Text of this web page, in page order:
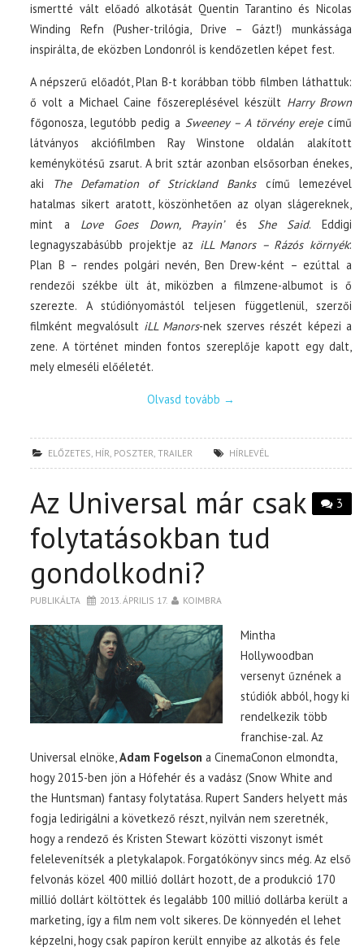
ismertté vált előadó alkotását Quentin Tarantino és Nicolas
Winding Refn (Pusher-trilógia, Drive – Gázt!) munkássága
inspirálta, de eközben Londonról is kendőzetlen képet fest.
A népszerű előadót, Plan B-t korábban több filmben láthattuk:
ő volt a Michael Caine főszereplésével készült Harry Brown
főgonosza, legutóbb pedig a Sweeney – A törvény erejecímű
látványos akciófilmben Ray Winstone oldalán alakított
keménykötésű zsarut. A brit sztár azonban elsősorban énekes,
aki The Defamation of Strickland Bankscímű lemezével
hatalmas sikert aratott, köszönhetően az olyan slágereknek,
mint a Love Goes Down, Prayin’és She Said. Eddigi
legnagyszabásúbb projektje az iLL Manors – Rázós környék:
Plan B – rendes polgári nevén, Ben Drew-ként – ezúttal a
rendezői székbe ült át, miközben a filmzene-albumot is ő
szerezte. A stúdiónyomástól teljesen függetlenül, szerzői
filmként megvalósult iLL Manors-nek szerves részét képezi a
zene. A történet minden fontos szereplője kapott egy dalt,
mely elmeséli előéletét.
Olvasd tovább →
ELŐZETES, HÍR, POSZTER,TRAILER HÍRLEVÉL
3
Az Universal már csak
folytatásokban tud
gondolkodni?
PUBLIKÁLTA 2013. ÁPRILIS 17. KOIMBRA
Mintha
Hollywoodban
versenyt űznének a
stúdiók abból, hogy ki
rendelkezik több
franchise-zal. Az
Universal elnöke,Adam Fogelson a CinemaConon elmondta,
hogy 2015-ben jön a Hófehér és a vadász (Snow White and
the Huntsman) fantasy folytatása. Rupert Sanders helyett más
fogja ledirigálni a következő részt, nyilván nem szeretnék,
hogy a rendező és Kristen Stewart közötti viszonyt ismét
felelevenítsék a pletykalapok. Forgatókönyv sincs még. Az első
felvonás közel 400 millió dollárt hozott, de a produkció 170
millió dollárt költöttek és legalább 100 millió dollárba került a
marketing, így a film nem volt sikeres. De könnyedén el lehet
képzelni, hogy csak papíron került ennyibe az alkotás és fele